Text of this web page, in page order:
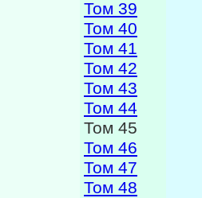
Том 39
Том 40
Том 41
Том 42
Том 43
Том 44
Том 45
Том 46
Том 47
Том 48